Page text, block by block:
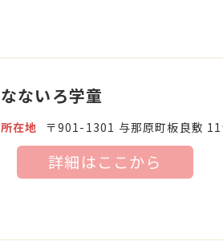
なないろ学童
所在地 〒901-1301 与那原町板良敷
詳細はここから